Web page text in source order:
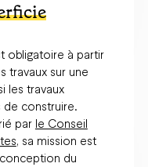
obligatoire à partir
travaux sur une
les travaux
de construire.
par le Conseil
, sa mission est
du